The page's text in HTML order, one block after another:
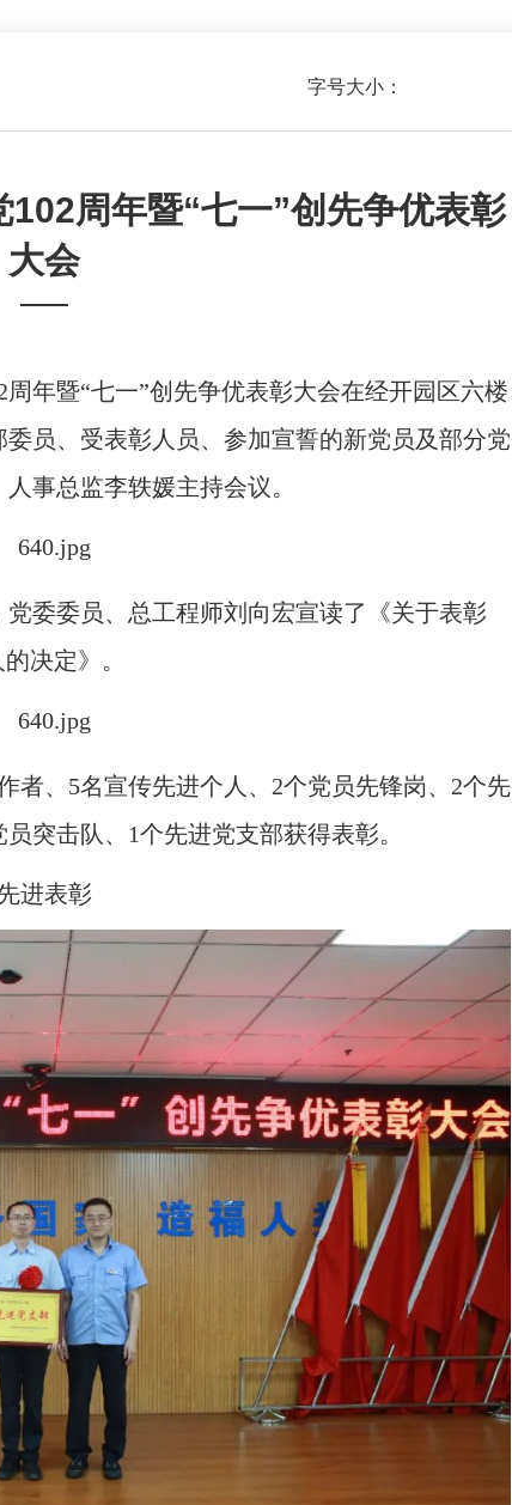
字号大小：
周年暨“七一”创先争优表彰
大会
——
年暨“七一”创先争优表彰大会在经开园区六楼
员、受表彰人员、参加宣誓的新党员及部分党
事总监李轶媛主持会议。
委委员、总工程师刘向宏宣读了《关于表彰
决定》。
者、5名宣传先进个人、2个党员先锋岗、2个先
突击队、1个先进党支部获得表彰。
进表彰